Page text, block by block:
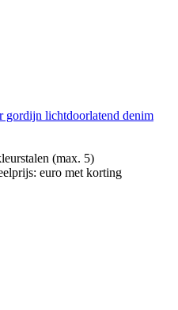
lichtdoorlatend denim
(max. 5)
euro met korting